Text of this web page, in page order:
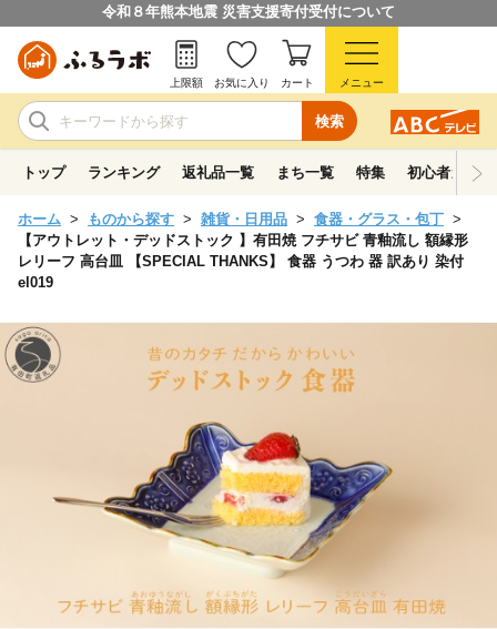
令和８年熊本地震 災害支援寄付受付について
検索
上限額 お気に入り カート メニュー
トップ ランキング 返礼品一覧 まち一覧 特集 初心者ガイド
ホーム ものから探す 雑貨・日用品
食器・グラス・包丁
【アウトレット・デッドストック 】有田焼 フチサビ 青釉流し 額縁形
レリーフ 高台皿 【SPECIAL THANKS】 食器 うつわ 器 訳あり 染付
el019